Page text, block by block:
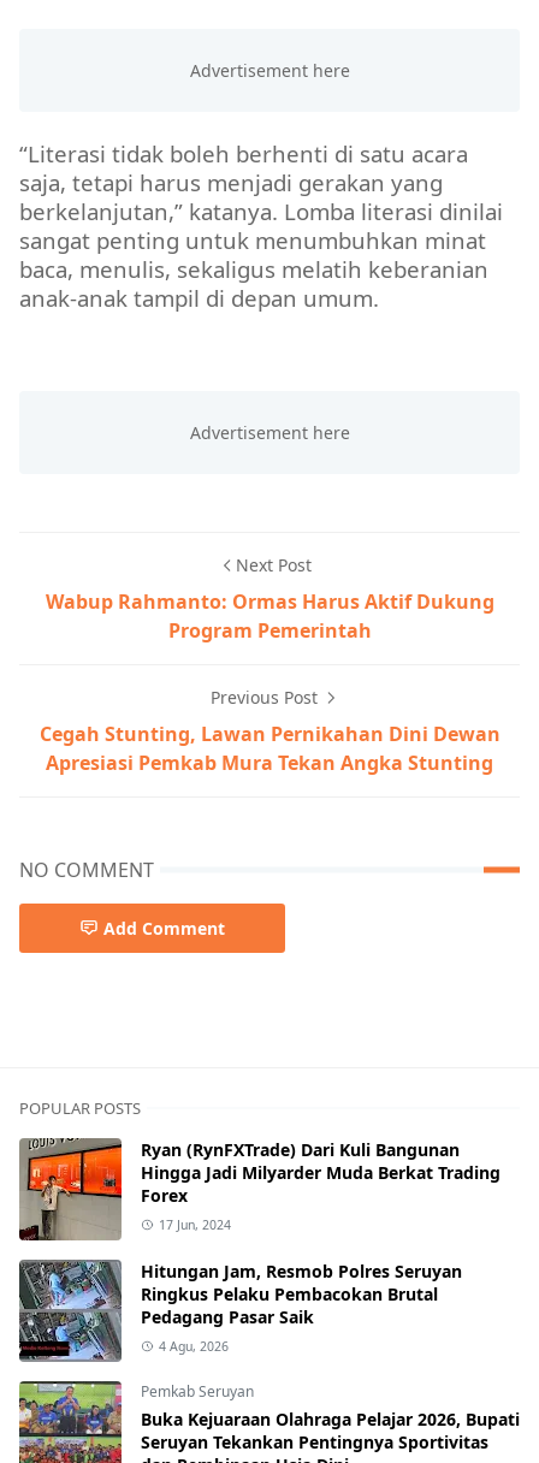
“Literasi tidak boleh berhenti di satu acara
saja, tetapi harus menjadi gerakan yang
berkelanjutan,” katanya. Lomba literasi dinilai
sangat penting untuk menumbuhkan minat
baca, menulis, sekaligus melatih keberanian
anak-anak tampil di depan umum.
Next Post
Wabup Rahmanto: Ormas Harus Aktif Dukung
Program Pemerintah
Previous Post
Cegah Stunting, Lawan Pernikahan Dini Dewan
Apresiasi Pemkab Mura Tekan Angka Stunting
NO COMMENT
Add Comment
POPULAR POSTS
Ryan (RynFXTrade) Dari Kuli Bangunan
Hingga Jadi Milyarder Muda Berkat Trading
Forex
17 Jun, 2024
Hitungan Jam, Resmob Polres Seruyan
Ringkus Pelaku Pembacokan Brutal
Pedagang Pasar Saik
4 Agu, 2026
Pemkab Seruyan
Buka Kejuaraan Olahraga Pelajar 2026, Bupati
Seruyan Tekankan Pentingnya Sportivitas